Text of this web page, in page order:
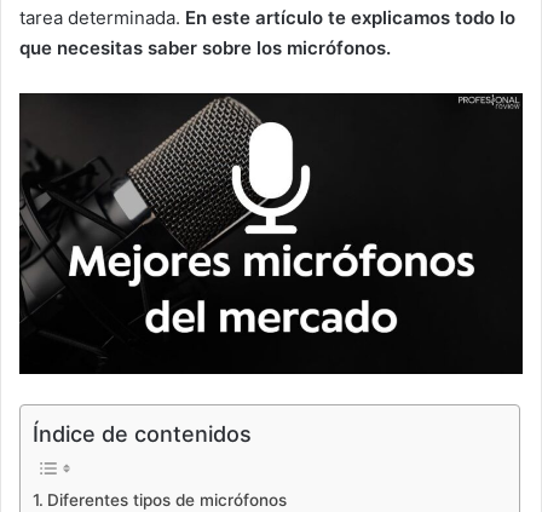
tarea determinada. En este artículo te explicamos todo lo
que necesitas saber sobre los micrófonos.
Índice de contenidos
Diferentes tipos de micrófonos